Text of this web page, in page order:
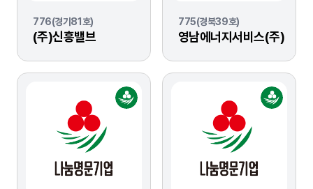
776(경기81호)
(주)신흥밸브
775(경북39호)
영남에너지서비스(주)